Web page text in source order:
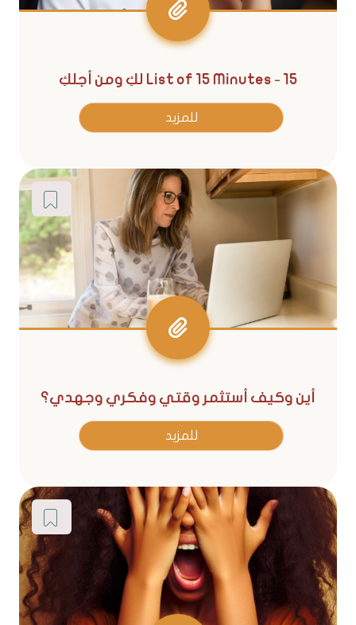
List of 15 Minutes - 15 لكِ ومن أجلكِ
للمزيد
أين وكيف أستثمر وقتي وفكري وجهدي؟
للمزيد